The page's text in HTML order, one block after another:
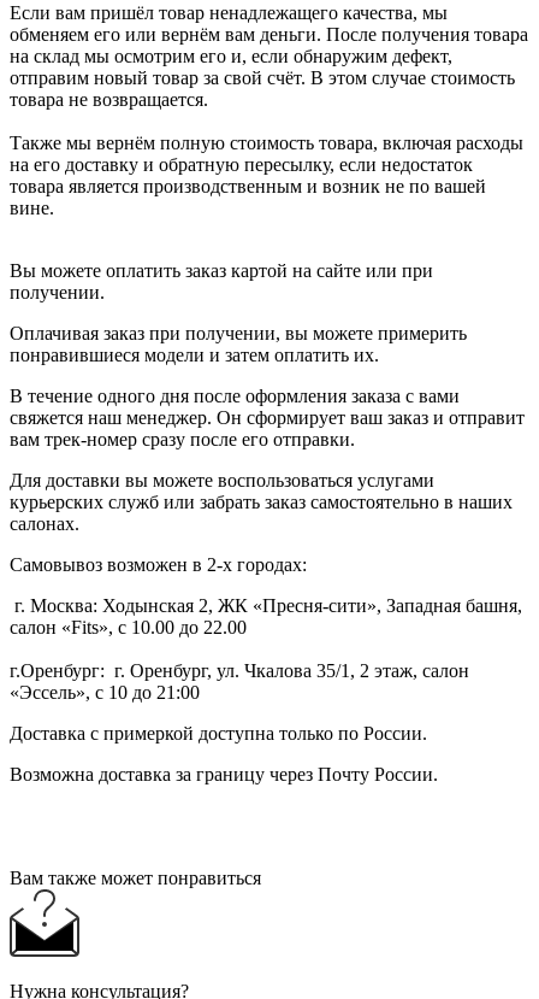
Если вам пришёл товар ненадлежащего качества, мы
обменяем его или вернём вам деньги. После получения товара
на склад мы осмотрим его и, если обнаружим дефект,
отправим новый товар за свой счёт. В этом случае стоимость
товара не возвращается.
Также мы вернём полную стоимость товара, включая расходы
на его доставку и обратную пересылку, если недостаток
товара является производственным и возник не по вашей
вине.
Вы можете оплатить заказ картой на сайте или при
получении.
Оплачивая заказ при получении, вы можете примерить
понравившиеся модели и затем оплатить их.
В течение одного дня после оформления заказа с вами
свяжется наш менеджер. Он сформирует ваш заказ и отправит
вам трек-номер сразу после его отправки.
Для доставки вы можете воспользоваться услугами
курьерских служб или забрать заказ самостоятельно в наших
салонах.
Самовывоз возможен в 2-х городах:
г. Москва: Ходынская 2, ЖК «Пресня-сити», Западная башня,
салон «Fits», с 10.00 до 22.00
г.Оренбург: г. Оренбург, ул. Чкалова 35/1, 2 этаж, салон
«Эссель», с 10 до 21:00
Доставка с примеркой доступна только по России.
Возможна доставка за границу через Почту России.
Вам также может понравиться
Нужна консультация?